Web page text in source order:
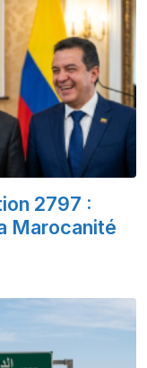
2797 :
Marocanité